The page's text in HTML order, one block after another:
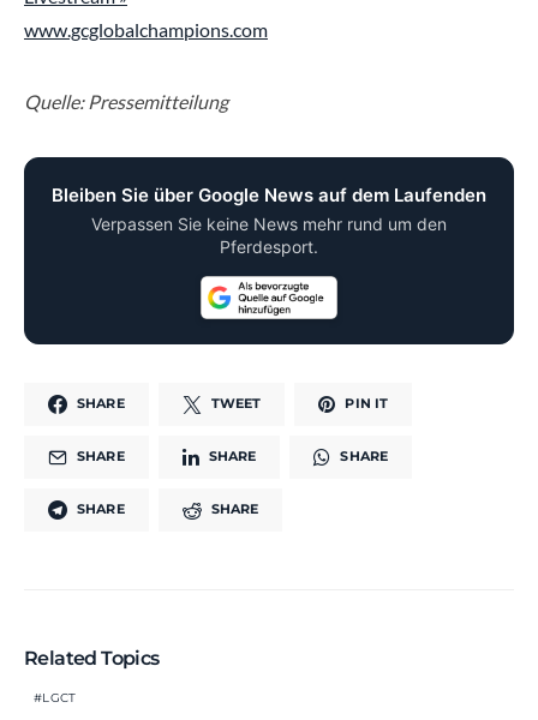
www.gcglobalchampions.com
Quelle: Pressemitteilung
Bleiben Sie über Google News auf dem Laufenden
Verpassen Sie keine News mehr rund um den
Pferdesport.
SHARE TWEET PIN IT
SHARE SHARE SHARE
SHARE SHARE
Related Topics
LGCT